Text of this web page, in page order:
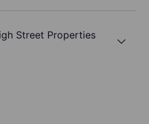
Street Properties